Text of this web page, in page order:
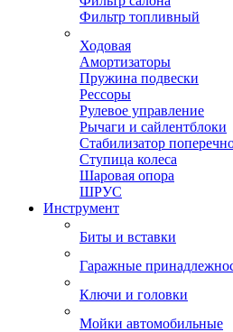
Фильтр топливный
Ходовая
Амортизаторы
Пружина подвески
Рессоры
Рулевое управление
Рычаги и сайлентблоки
Стабилизатор
Ступица колеса
Шаровая опора
ШРУС
Инструмент
Биты и вставки
Гаражные
Ключи и головки
Мойки автомобильные